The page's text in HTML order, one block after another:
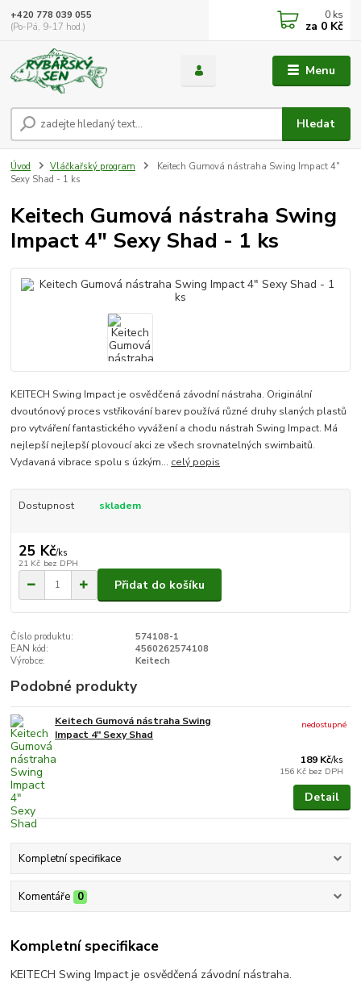
Menu
Hledat
+420 778 039 055
(Po-Pá, 9-17 hod.)
0 ks
za 0 Kč
Úvod Vláčkařský program
Keitech Gumová nástraha Swing Impact 4"
Sexy Shad - 1 ks
Keitech Gumová nástraha Swing
Impact 4" Sexy Shad - 1 ks
KEITECH Swing Impact je osvědčená závodní nástraha. Originální
dvoutónový proces vstřikování barev používá různé druhy slaných plastů
pro vytváření fantastického vyvážení a chodu nástrah Swing Impact. Má
nejlepší nejlepší plovoucí akci ze všech srovnatelných swimbaitů.
Vydavaná vibrace spolu s úzkým... celý popis
Dostupnost skladem
25 Kč/ks
21 Kč bez DPH
Přidat do košíku
Číslo produktu:
574108-1
EAN kód:
4560262574108
Výrobce:
Keitech
Podobné produkty
Keitech Gumová nástraha Swing
Impact 4" Sexy Shad
189 Kč/ks
156 Kč bez DPH
nedostupné
Detail
Kompletní specifikace
Komentáře 0
Kompletní specifikace
KEITECH Swing Impact je osvědčená závodní nástraha.